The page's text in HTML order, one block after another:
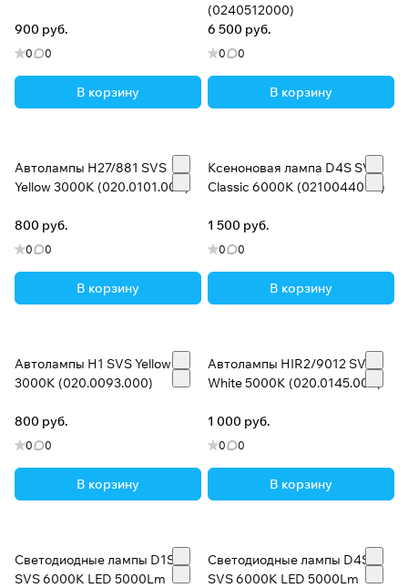
900 руб.
0 0
В корзину
(0240512000)
6 500 руб.
0 0
В корзину
Автолампы H27/881 SVS
Yellow 3000K (020.0101.000)
800 руб.
0 0
В корзину
Ксеноновая лампа D4S SVS
Classic 6000К (0210044000)
1 500 руб.
0 0
В корзину
Автолампы H1 SVS Yellow
3000K (020.0093.000)
800 руб.
0 0
В корзину
Автолампы HIR2/9012 SVS
White 5000K (020.0145.000)
1 000 руб.
0 0
В корзину
Светодиодные лампы D1S
SVS 6000K LED 5000Lm
Светодиодные лампы D4S
SVS 6000K LED 5000Lm